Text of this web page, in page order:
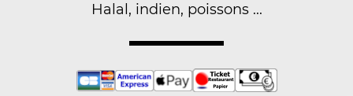
Halal, indien, poissons ...